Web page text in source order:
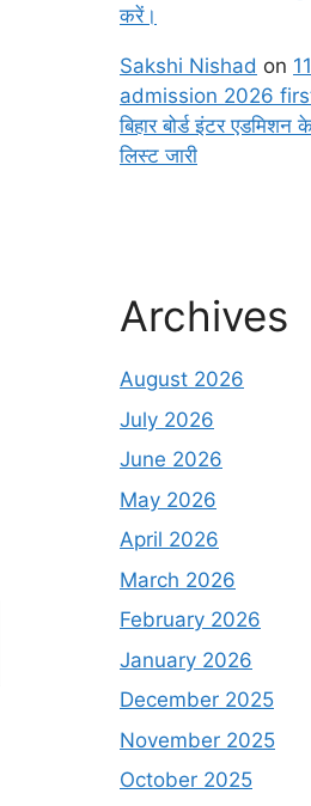
करें।
Sakshi Nishad on
admission 2026
बिहार बोर्ड इंटर एडमिशन
लिस्ट जारी
Archives
August 2026
July 2026
June 2026
May 2026
April 2026
March 2026
February 2026
January 2026
December 2025
November 2025
October 2025